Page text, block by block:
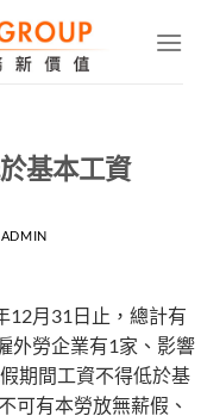
基本工資
ADMIN
12月31日止，總計有
外勞企業有1家、影響
期間工資不得低於基
可有本勞放無薪假、